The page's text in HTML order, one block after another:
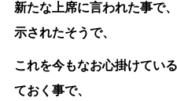
新たな上席に言われた事で
示されたそうで、
これを今もなお心掛けてい
ておく事で、